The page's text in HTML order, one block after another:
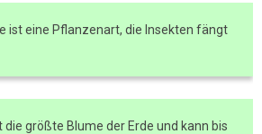
ist eine Pflanzenart, die Insekten fängt
die größte Blume der Erde und kann bis